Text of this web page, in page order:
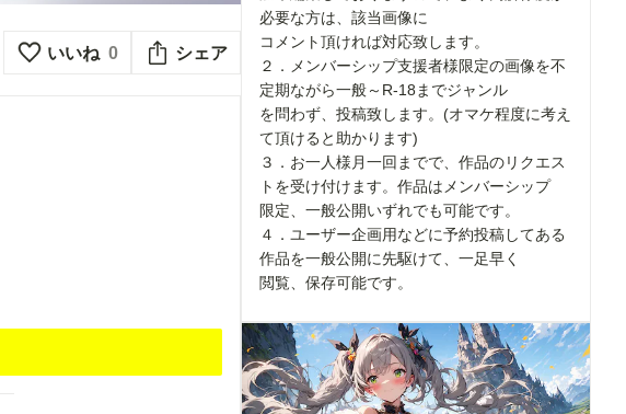
いいね 0 シェア
必要な方は、該当画像に
コメント頂ければ対応致します。
２．メンバーシップ支援者様限定の画像を不
定期ながら一般～R-18までジャンル
を問わず、投稿致します。(オマケ程度に考え
て頂けると助かります)
３．お一人様月一回までで、作品のリクエス
トを受け付けます。作品はメンバーシップ
限定、一般公開いずれでも可能です。
４．ユーザー企画用などに予約投稿してある
作品を一般公開に先駆けて、一足早く
閲覧、保存可能です。